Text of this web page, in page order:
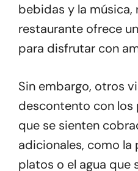
bebidas y la música,
restaurante ofrece
para disfrutar con
Sin embargo, otros
descontento con los
que se sienten
adicionales, como la
platos o el agua que